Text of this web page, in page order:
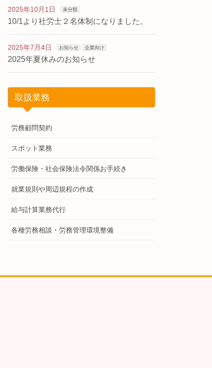
2025年10月1日 未分類
10/1より社労士２名体制になりました。
2025年7月4日 お知らせ 企業向け
2025年夏休みのお知らせ
取扱業務
労務顧問契約
スポット業務
労働保険・社会保険法令関係お手続き
就業規則や周辺規程の作成
給与計算業務代行
各種労務相談・労務管理環境整備